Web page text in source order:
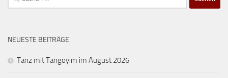
nach:
NEUESTE BEITRÄGE
Tanz mit Tangoyim im August 2026